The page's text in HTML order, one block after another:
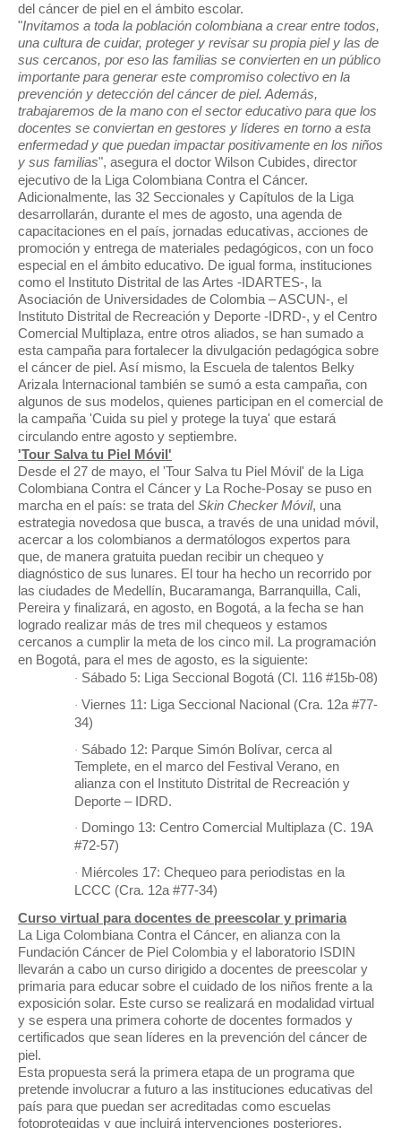
del cáncer de piel en el ámbito escolar.
"Invitamos a toda la población colombiana a crear entre todos,
una cultura de cuidar, proteger y revisar su propia piel y las de
sus cercanos, por eso las familias se convierten en un público
importante para generar este compromiso colectivo en la
prevención y detección del cáncer de piel. Además,
trabajaremos de la mano con el sector educativo para que los
docentes se conviertan en gestores y líderes en torno a esta
enfermedad y que puedan impactar positivamente en los niños
y sus familias", asegura el doctor Wilson Cubides, director
ejecutivo de la Liga Colombiana Contra el Cáncer.
Adicionalmente, las 32 Seccionales y Capítulos de la Liga
desarrollarán, durante el mes de agosto, una agenda de
capacitaciones en el país, jornadas educativas, acciones de
promoción y entrega de materiales pedagógicos, con un foco
especial en el ámbito educativo. De igual forma, instituciones
como el Instituto Distrital de las Artes -IDARTES-, la
Asociación de Universidades de Colombia – ASCUN-, el
Instituto Distrital de Recreación y Deporte -IDRD-, y el Centro
Comercial Multiplaza, entre otros aliados, se han sumado a
esta campaña para fortalecer la divulgación pedagógica sobre
el cáncer de piel. Así mismo, la Escuela de talentos Belky
Arizala Internacional también se sumó a esta campaña, con
algunos de sus modelos, quienes participan en el comercial de
la campaña 'Cuida su piel y protege la tuya' que estará
circulando entre agosto y septiembre.
'Tour Salva tu Piel Móvil'
Desde el 27 de mayo, el 'Tour Salva tu Piel Móvil' de la Liga
Colombiana Contra el Cáncer y La Roche-Posay se puso en
marcha en el país: se trata del Skin Checker Móvil, una
estrategia novedosa que busca, a través de una unidad móvil,
acercar a los colombianos a dermatólogos expertos para
que, de manera gratuita puedan recibir un chequeo y
diagnóstico de sus lunares. El tour ha hecho un recorrido por
las ciudades de Medellín, Bucaramanga, Barranquilla, Cali,
Pereira y finalizará, en agosto, en Bogotá, a la fecha se han
logrado realizar más de tres mil chequeos y estamos
cercanos a cumplir la meta de los cinco mil. La programación
en Bogotá, para el mes de agosto, es la siguiente:
· Sábado 5: Liga Seccional Bogotá (Cl. 116 #15b-08)
· Viernes 11: Liga Seccional Nacional (Cra. 12a #77-
34)
· Sábado 12: Parque Simón Bolívar, cerca al
Templete, en el marco del Festival Verano, en
alianza con el Instituto Distrital de Recreación y
Deporte – IDRD.
· Domingo 13: Centro Comercial Multiplaza (C. 19A
#72-57)
· Miércoles 17: Chequeo para periodistas en la
LCCC (Cra. 12a #77-34)
Curso virtual para docentes de preescolar y primaria
La Liga Colombiana Contra el Cáncer, en alianza con la
Fundación Cáncer de Piel Colombia y el laboratorio ISDIN
llevarán a cabo un curso dirigido a docentes de preescolar y
primaria para educar sobre el cuidado de los niños frente a la
exposición solar. Este curso se realizará en modalidad virtual
y se espera una primera cohorte de docentes formados y
certificados que sean líderes en la prevención del cáncer de
piel.
Esta propuesta será la primera etapa de un programa que
pretende involucrar a futuro a las instituciones educativas del
país para que puedan ser acreditadas como escuelas
fotoprotegidas y que incluirá intervenciones posteriores,